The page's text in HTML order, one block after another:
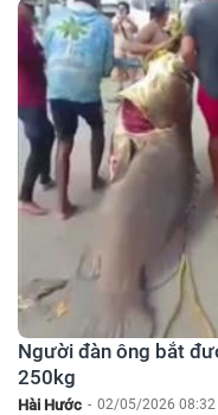
Người đàn ông bắt
250kg
Hài Hước - 02/05/2026 08:32